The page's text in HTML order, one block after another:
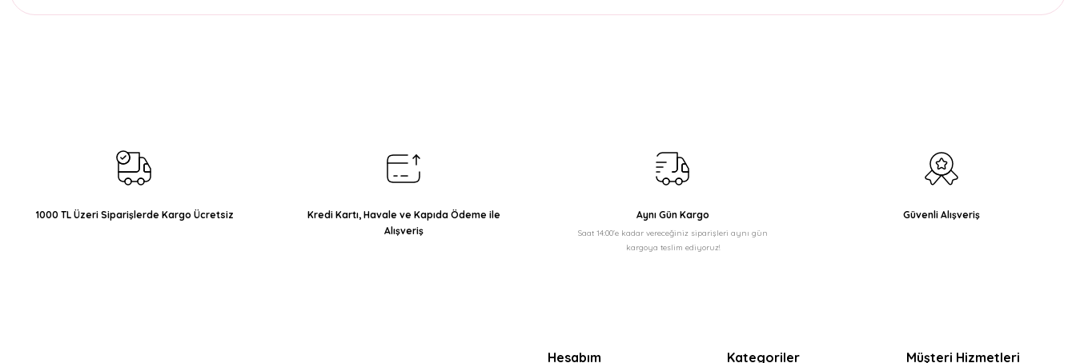
Ürün fiyatı diğer sitelerden daha pahalı.
Bu ürüne benzer farklı alternatifler olmalı.
1000 TL Üzeri Siparişlerde Kargo Ücretsiz
Kredi Kartı, Havale ve Kapıda Ödeme ile
Alışveriş
Aynı Gün Kargo
Saat 14:00'e kadar vereceğiniz siparişleri aynı gün
kargoya teslim ediyoruz!
Güvenli Alışveriş
Hesabım Kategoriler Müşteri Hizmetleri